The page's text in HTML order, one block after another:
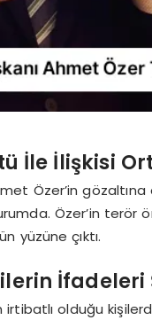
İle İlişkisi
Özer’in
Özer’in terör
yüzüne çıktı.
İfadeleri
irtibatlı olduğu